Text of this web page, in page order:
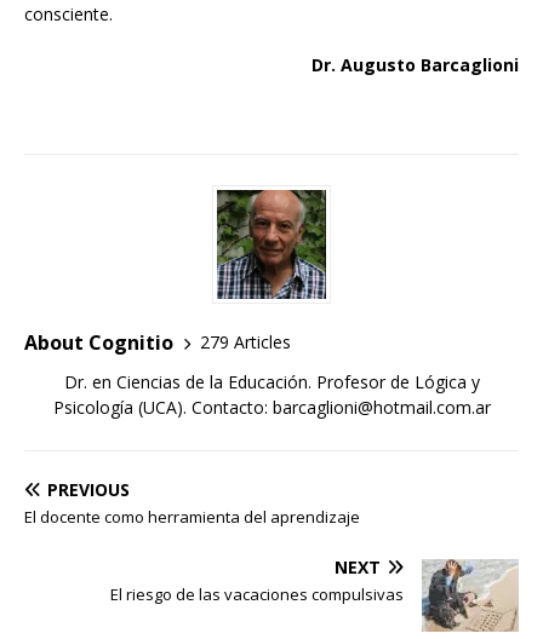
consciente.
Dr. Augusto Barcaglioni
About Cognitio
279 Articles
Dr. en Ciencias de la Educación. Profesor de Lógica y
Psicología (UCA). Contacto: barcaglioni@hotmail.com.ar
PREVIOUS
El docente como herramienta del aprendizaje
NEXT
El riesgo de las vacaciones compulsivas